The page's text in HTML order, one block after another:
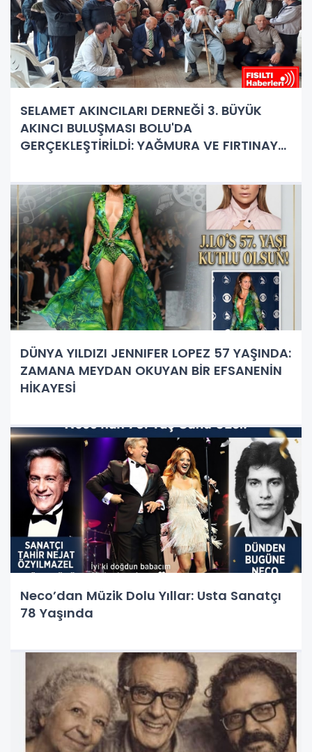
SELAMET AKINCILARI DERNEĞİ 3. BÜYÜK
AKINCI BULUŞMASI BOLU'DA
GERÇEKLEŞTİRİLDİ: YAĞMURA VE FIRTINAYA
DÜNYA YILDIZI JENNIFER LOPEZ 57 YAŞINDA:
ZAMANA MEYDAN OKUYAN BİR EFSANENİN
HİKAYESİ
Neco’dan Müzik Dolu Yıllar: Usta Sanatçı
78 Yaşında